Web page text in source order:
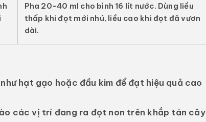
Pha 20-40 ml cho bình 16 lít nước. Dùng liều
thấp khi đọt mới nhú, liều cao khi đọt đã vươn
dài.
hạt gạo hoặc đầu kim để đạt hiệu quả cao
các vị trí đang ra đọt non trên khắp tán